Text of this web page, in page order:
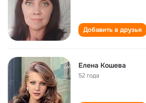
Добавить в друзья
Елена Кошева
52 года